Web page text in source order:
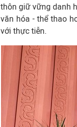
thôn giữ vững danh
văn hóa - thể thao
với thực tiễn.